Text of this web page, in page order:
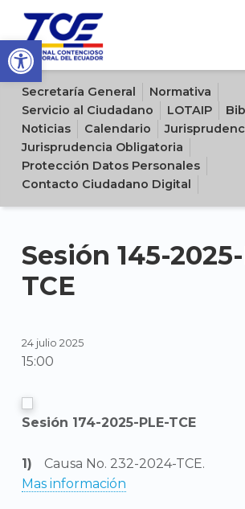
Open toolbar
Sitio oficial del Tribunal Contencioso Electoral del Ecuador
Secretaría General
Normativa
Servicio al Ciudadano
LOTAIP
Noticias
Calendario
Jurisprudencia Obligatoria
Protección Datos Personales
Contacto Ciudadano Digital
Sesión 145-
TCE
24 julio 2025
15:00
Sesión 174-2025-PLE-TCE
Causa No. 232-2024-TCE.
Mas información